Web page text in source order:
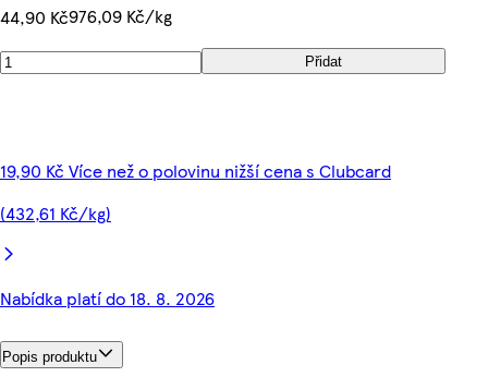
44,90 Kč976,09 Kč/kg
Přidat
19,90 Kč Více než o polovinu nižší cena s Clubcard
(432,61 Kč/kg)
Nabídka platí do 18. 8. 2026
Popis produktu